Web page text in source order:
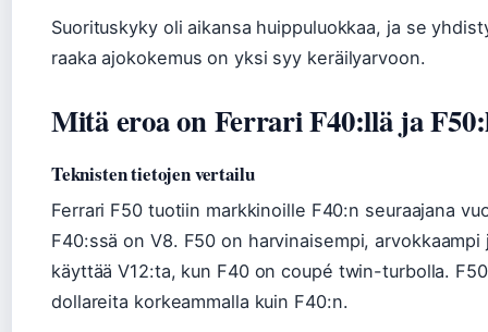
Suorituskyky oli aikansa huippuluokkaa, ja se
raaka ajokokemus on yksi syy keräilyarvoon.
Mitä eroa on Ferrari F40:llä ja
Teknisten tietojen vertailu
Ferrari F50 tuotiin markkinoille F40:n seuraajana
F40:ssä on V8. F50 on harvinaisempi,
käyttää V12:ta, kun F40 on coupé twin-turbolla.
dollareita korkeammalla kuin F40:n.